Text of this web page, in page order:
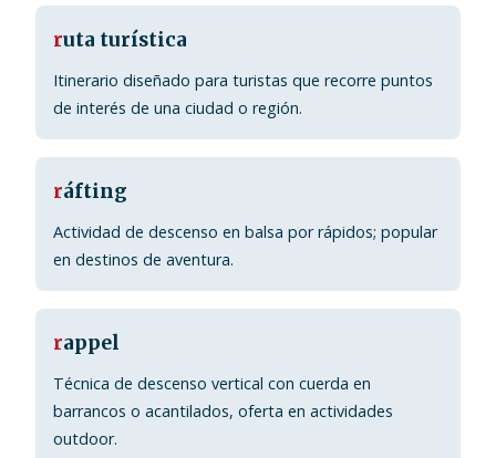
ruta turística
Itinerario diseñado para turistas que recorre puntos
de interés de una ciudad o región.
ráfting
Actividad de descenso en balsa por rápidos; popular
en destinos de aventura.
rappel
Técnica de descenso vertical con cuerda en
barrancos o acantilados, oferta en actividades
outdoor.